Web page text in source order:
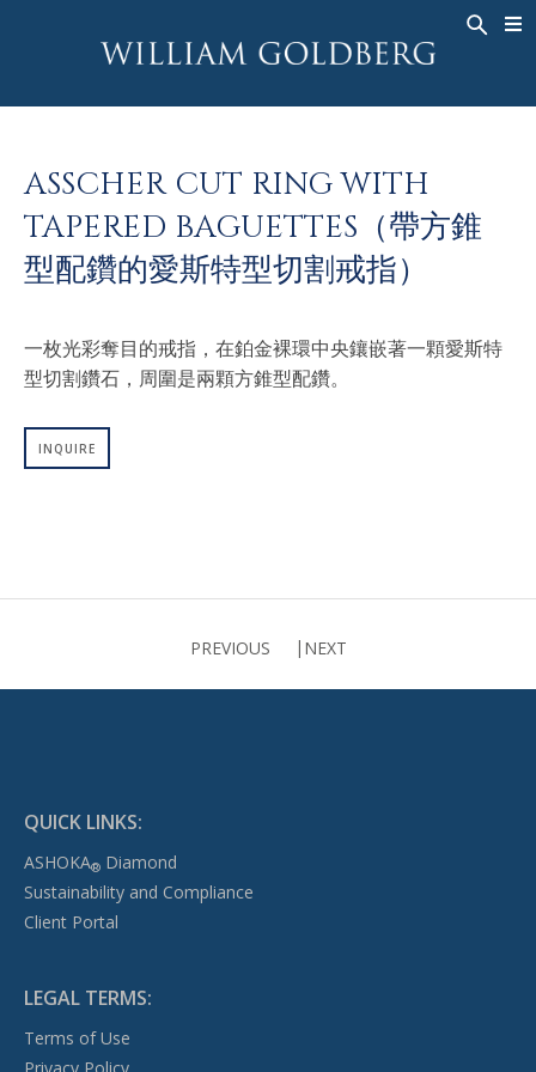
高級珠寶
男戒
項鍊
吊墜
手鐲
钟表
彩钻
ASHOKA 珠宝
戒指
BANDS
MEN'S RINGS
吊墜
耳飾
手鐲
TALISMAN
歷史
ASHOKA®
ASSCHER CUT RING WITH
TAPERED BAGUETTES（帶方錐
型配鑽的愛斯特型切割戒指）
一枚光彩奪目的戒指，在鉑金裸環中央鑲嵌著一顆愛斯特
型切割鑽石，周圍是兩顆方錐型配鑽。
INQUIRE
PREVIOUS NEXT
QUICK LINKS:
ASHOKA®Diamond
Sustainability and Compliance
Client Portal
LEGAL TERMS:
Terms of Use